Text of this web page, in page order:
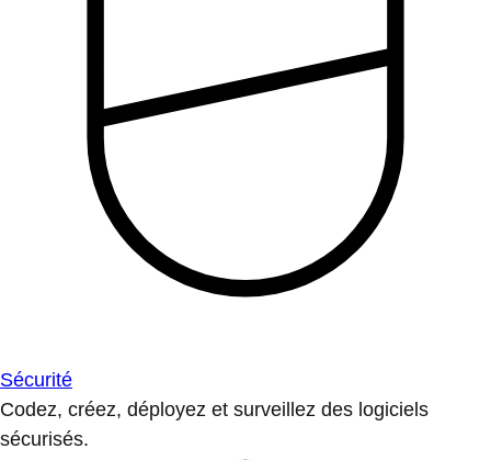
Sécurité
Codez, créez, déployez et surveillez des logiciels
sécurisés.